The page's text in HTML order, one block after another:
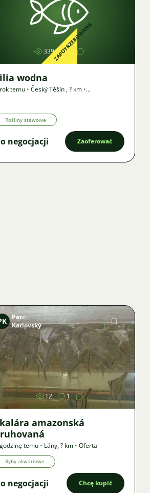
Zdjęcie
3395ZAPOTRZEBOWANIE
wodna
temu • Český Těšín ,? km •
Rośliny stawowe
negocjacji Zaoferować
Zdjęcie
Petr
Karlovský
12 1
amazonská
temu • Lány,? km • Oferta
Ryby akwariowe
negocjacji Chcę kupić